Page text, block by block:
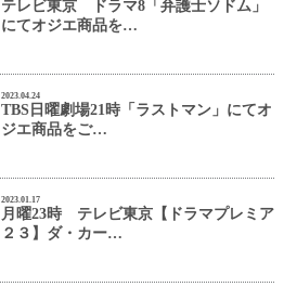
テレビ東京 ドラマ8「弁護士ソドム」
にてオジエ商品を…
2023.04.24
TBS日曜劇場21時「ラストマン」にてオ
ジエ商品をご…
2023.01.17
月曜23時 テレビ東京【ドラマプレミア
２３】ダ・カー…